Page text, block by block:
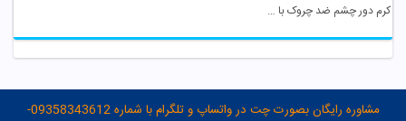
کرم دور چشم ضد چروک با خاصیت لیفتینگ الارو
مشاوره رایگان بصورت چت در واتساپ و تلگرام با شماره 09358343612-